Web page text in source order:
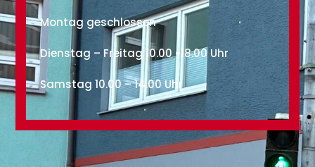
Montag geschlossen
Dienstag – Freitag 10.00 -18.00 Uhr
Samstag 10.00 – 14.00 Uhr